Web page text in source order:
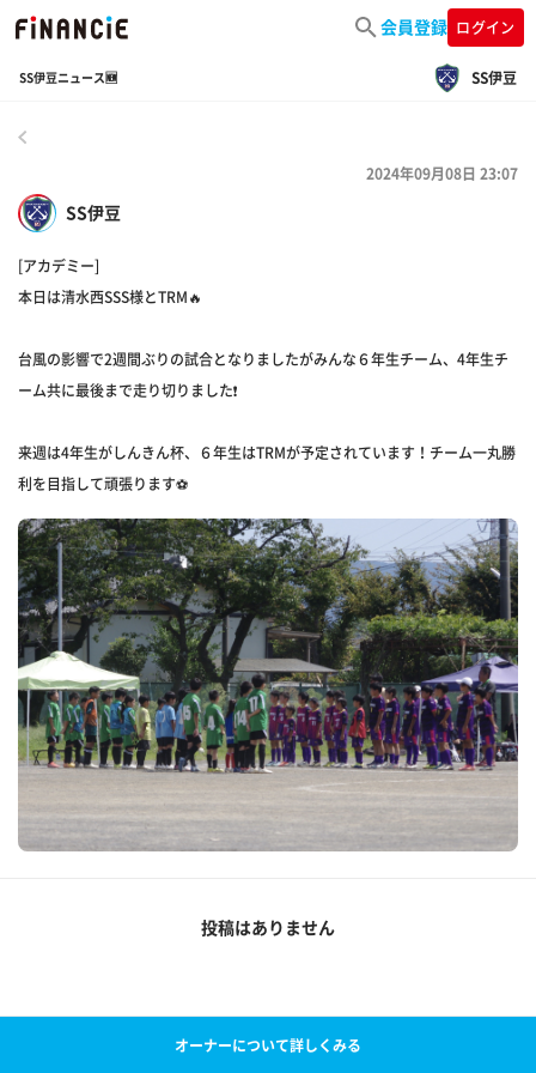
会員登録 ログイン
SS伊豆ニュース🆕 SS伊豆
SS伊豆
2024年09月08日 23:07
[アカデミー]
本日は清水西SSS様とTRM🔥
台風の影響で2週間ぶりの試合となりましたがみんな６年生チーム、4年生チ
ーム共に最後まで走り切りました❗️
来週は4年生がしんきん杯、６年生はTRMが予定されています！チーム一丸勝
利を目指して頑張ります⚽️
投稿はありません
オーナーについて詳しくみる